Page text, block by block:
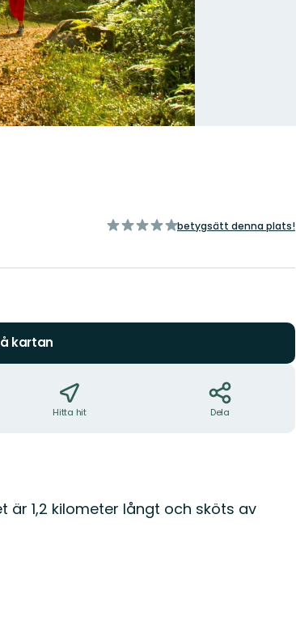
av
betygsätt denna plats!
kartan
Hitta hit Dela
är 1,2 kilometer långt och sköts av